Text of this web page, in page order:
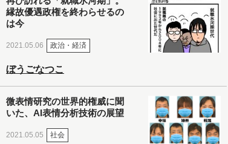
縁故優遇政権を終わらせるの
は今
2021.05.06 政治・経済
ぼうごなつこ
微表情研究の世界的権威に聞
いた、AI表情分析技術の展望
2021.05.05 社会